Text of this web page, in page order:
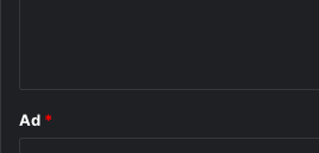
Ad *